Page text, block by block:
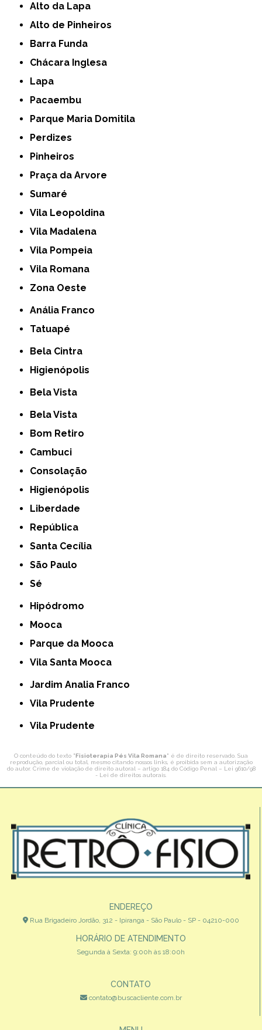
Alto da Lapa
Alto de Pinheiros
Barra Funda
Chácara Inglesa
Lapa
Pacaembu
Parque Maria Domitila
Perdizes
Pinheiros
Praça da Arvore
Sumaré
Vila Leopoldina
Vila Madalena
Vila Pompeia
Vila Romana
Zona Oeste
Anália Franco
Tatuapé
Bela Cintra
Higienópolis
Bela Vista
Bela Vista
Bom Retiro
Cambuci
Consolação
Higienópolis
Liberdade
República
Santa Cecília
São Paulo
Sé
Hipódromo
Mooca
Parque da Mooca
Vila Santa Mooca
Jardim Analia Franco
Vila Prudente
Vila Prudente
O conteúdo do texto "Fisioterapia Pés Vila Romana" é de direito reservado. Sua
reprodução, parcial ou total, mesmo citando nossos links, é proibida sem a autorização
do autor. Crime de violação de direito autoral – artigo 184 do Código Penal – Lei 9610/98
- Lei de direitos autorais
ENDEREÇO
Rua Brigadeiro Jordão, 312 - Ipiranga - São Paulo - SP - 04210-000
HORÁRIO DE ATENDIMENTO
Segunda à Sexta: 9:00h às 18:00h
CONTATO
contato@buscacliente.com.br